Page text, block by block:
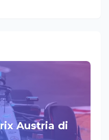
Austria di